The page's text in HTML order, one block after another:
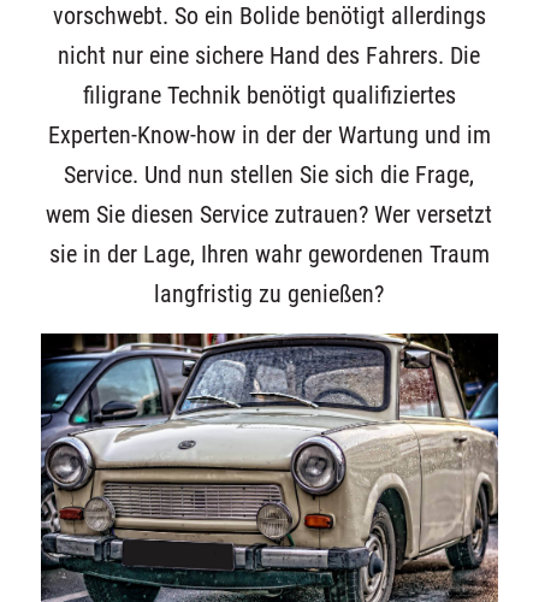
vorschwebt. So ein Bolide benötigt allerdings
nicht nur eine sichere Hand des Fahrers. Die
filigrane Technik benötigt qualifiziertes
Experten-Know-how in der der Wartung und im
Service. Und nun stellen Sie sich die Frage,
wem Sie diesen Service zutrauen? Wer versetzt
sie in der Lage, Ihren wahr gewordenen Traum
langfristig zu genießen?